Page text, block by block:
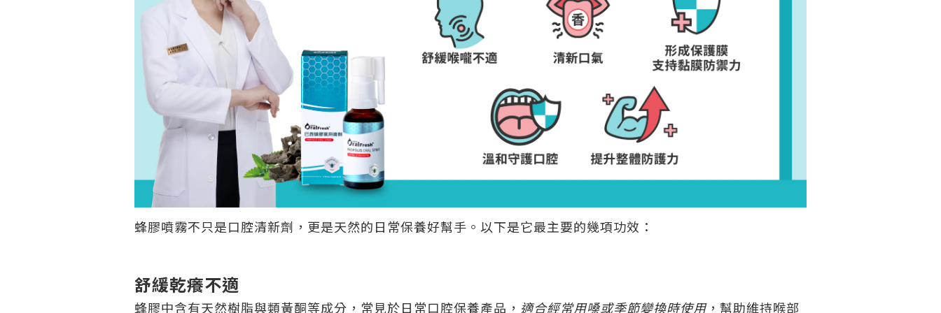
蜂膠噴霧不只是口腔清新劑，更是天然的日常保養好幫手。以下是它最主要的幾項功效：
舒緩乾癢不適
蜂膠中含有天然樹脂與類黃酮等成分，常見於日常口腔保養產品， 適合經常用嗓或季節變換時使用，幫助維持喉部